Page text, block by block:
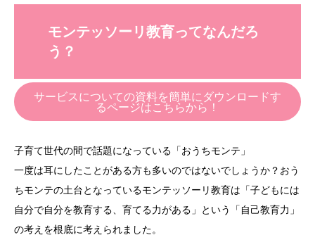
モンテッソーリ教育ってなんだろ
う？
サービスについての資料を簡単にダウンロードす
るページはこちらから！
子育て世代の間で話題になっている「おうちモンテ」
一度は耳にしたことがある方も多いのではないでしょうか？おう
ちモンテの土台となっているモンテッソーリ教育は「子どもには
自分で自分を教育する、育てる力がある」という「自己教育力」
の考えを根底に考えられました。